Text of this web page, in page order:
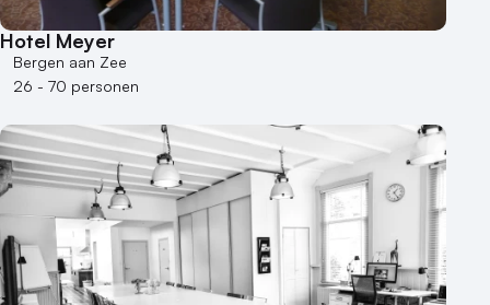
Hotel Meyer
Bergen aan Zee
26 - 70 personen